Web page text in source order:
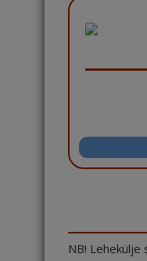
NB! Lehekülje